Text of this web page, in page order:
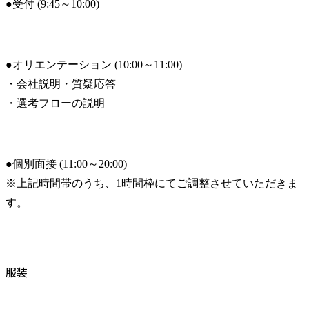
●受付 (9:45～10:00)
●オリエンテーション (10:00～11:00)
・会社説明・質疑応答
・選考フローの説明
●個別面接 (11:00～20:00)
※上記時間帯のうち、1時間枠にてご調整させていただきま
す。
服装